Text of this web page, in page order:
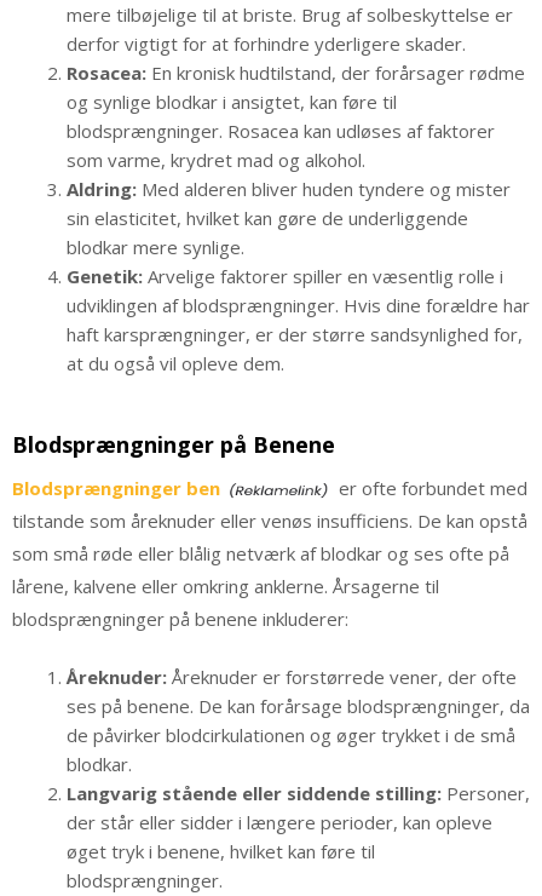
mere tilbøjelige til at briste. Brug af solbeskyttelse er
derfor vigtigt for at forhindre yderligere skader.
Rosacea: En kronisk hudtilstand, der forårsager rødme
og synlige blodkar i ansigtet, kan føre til
blodsprængninger. Rosacea kan udløses af faktorer
som varme, krydret mad og alkohol.
Aldring: Med alderen bliver huden tyndere og mister
sin elasticitet, hvilket kan gøre de underliggende
blodkar mere synlige.
Genetik: Arvelige faktorer spiller en væsentlig rolle i
udviklingen af blodsprængninger. Hvis dine forældre har
haft karsprængninger, er der større sandsynlighed for,
at du også vil opleve dem.
Blodsprængninger på Benene
Blodsprængninger ben
er ofte forbundet med
tilstande som åreknuder eller venøs insufficiens. De kan opstå
som små røde eller blålig netværk af blodkar og ses ofte på
lårene, kalvene eller omkring anklerne. Årsagerne til
blodsprængninger på benene inkluderer:
Åreknuder: Åreknuder er forstørrede vener, der ofte
ses på benene. De kan forårsage blodsprængninger, da
de påvirker blodcirkulationen og øger trykket i de små
blodkar.
Langvarig stående eller siddende stilling: Personer,
der står eller sidder i længere perioder, kan opleve
øget tryk i benene, hvilket kan føre til
blodsprængninger.